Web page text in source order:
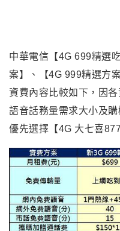
中華電信【4G 699精選
案】、【4G 999精選方
資費內容比較如下，因
語音話務量需求大小及
優先選擇【4G 大七喜